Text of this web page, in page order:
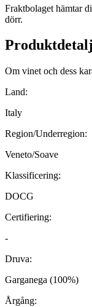
Fraktbolaget hämtar
dörr.
Om vinet och dess
Land:
Italy
Region/Underregion:
Veneto/Soave
Klassificering:
DOCG
Certifiering:
-
Druva:
Garganega (100%)
Årgång: